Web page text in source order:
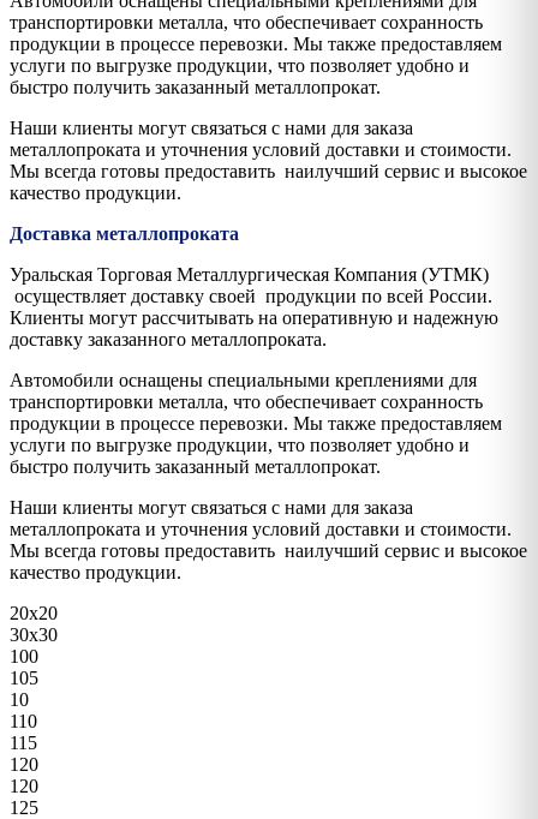
транспортировки металла, что обеспечивает сохранность
продукции в процессе перевозки. Мы также предоставляем
услуги по выгрузке продукции, что позволяет удобно и
быстро получить заказанный металлопрокат.
Наши клиенты могут связаться с нами для заказа
металлопроката и уточнения условий доставки и стоимости.
Мы всегда готовы предоставить наилучший сервис и высокое
качество продукции.
Доставка металлопроката
Уральская Торговая Металлургическая Компания (УТМК)
осуществляет доставку своей продукции по всей России.
Клиенты могут рассчитывать на оперативную и надежную
доставку заказанного металлопроката.
Автомобили оснащены специальными креплениями для
транспортировки металла, что обеспечивает сохранность
продукции в процессе перевозки. Мы также предоставляем
услуги по выгрузке продукции, что позволяет удобно и
быстро получить заказанный металлопрокат.
Наши клиенты могут связаться с нами для заказа
металлопроката и уточнения условий доставки и стоимости.
Мы всегда готовы предоставить наилучший сервис и высокое
качество продукции.
20х20
30х30
100
105
10
110
115
120
120
125